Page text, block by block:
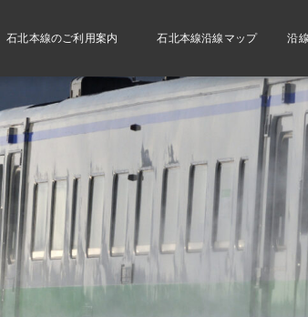
石北本線のご利用案内 石北本線沿線マップ 沿